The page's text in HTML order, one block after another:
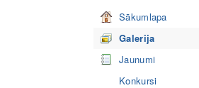
Sākumlapa
Galerija
Jaunumi
Konkursi